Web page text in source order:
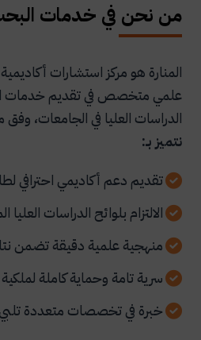
من نحن في خدمات
المنارة هو مركز استشارات
علمي متخصص في تقديم خدمات
الدراسات العليا في الجامعات، وفق
نتميز بـ:
تقديم دعم أكاديمي احترافي
الالتزام بلوائح الدراسات
منهجية علمية دقيقة تضمن
سرية تامة وحماية كاملة
خبرة في تخصصات متعددة تلبي